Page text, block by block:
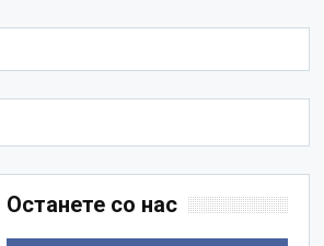
Останете со нас